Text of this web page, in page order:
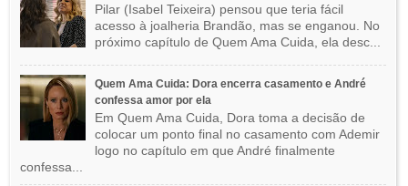
Pilar (Isabel Teixeira) pensou que teria fácil
acesso à joalheria Brandão, mas se enganou. No
próximo capítulo de Quem Ama Cuida, ela desc...
Quem Ama Cuida: Dora encerra casamento e André
confessa amor por ela
Em Quem Ama Cuida, Dora toma a decisão de
colocar um ponto final no casamento com Ademir
logo no capítulo em que André finalmente
confessa...